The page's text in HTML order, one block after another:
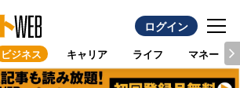
ログイン
ビジネス キャリア ライフ マネー